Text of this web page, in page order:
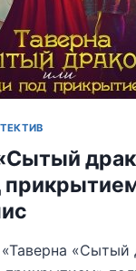
«Таверна «Сытый